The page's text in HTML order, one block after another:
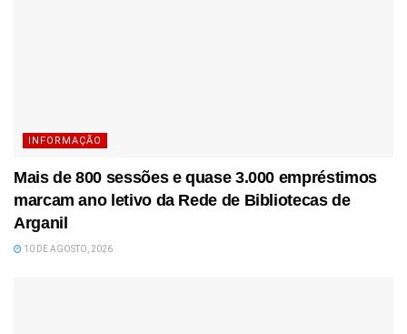
INFORMAÇÃO
Mais de 800 sessões e quase 3.000 empréstimos
marcam ano letivo da Rede de Bibliotecas de
Arganil
10 DE AGOSTO, 2026